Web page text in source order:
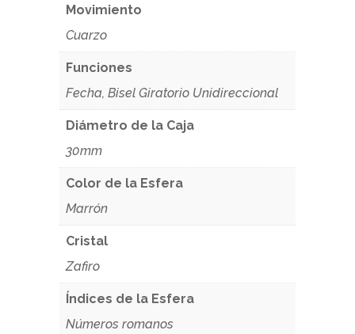
Movimiento
Cuarzo
Funciones
Fecha, Bisel Giratorio Unidireccional
Diámetro de la Caja
30mm
Color de la Esfera
Marrón
Cristal
Zafiro
Índices de la Esfera
Números romanos